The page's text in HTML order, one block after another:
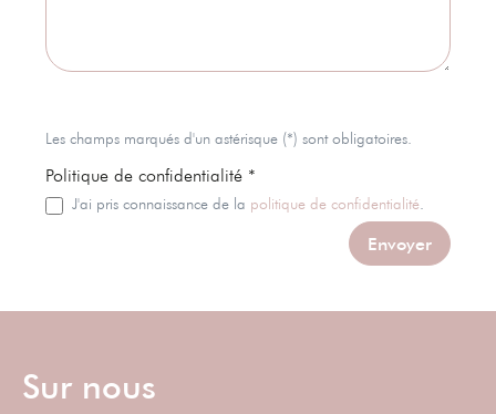
Les champs marqués d'un astérisque (*) sont obligatoires.
Politique de confidentialité *
J'ai pris connaissance de la politique de confidentialité.
Envoyer
Sur nous